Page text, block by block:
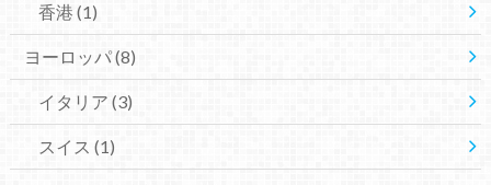
香港 (1)
ヨーロッパ(8)
イタリア (3)
スイス (1)